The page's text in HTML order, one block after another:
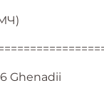
Ghenadii